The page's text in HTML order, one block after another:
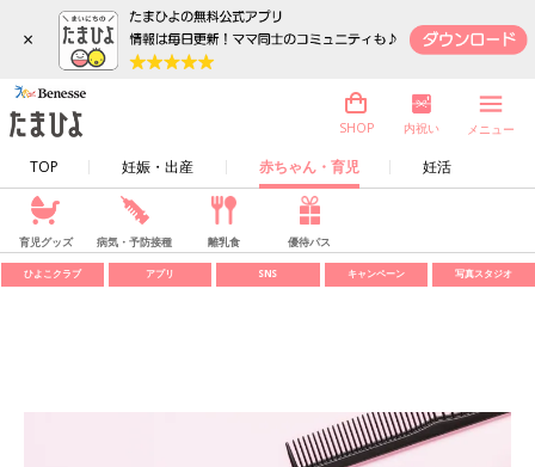
×
TOP 妊娠・出産 赤ちゃん・育児 妊活
SHOP 内祝い メニュー
育児グッズ 病気・予防接種 離乳食 優待パス
ひよこクラブ アプリ SNS キャンペーン 写真スタジオ